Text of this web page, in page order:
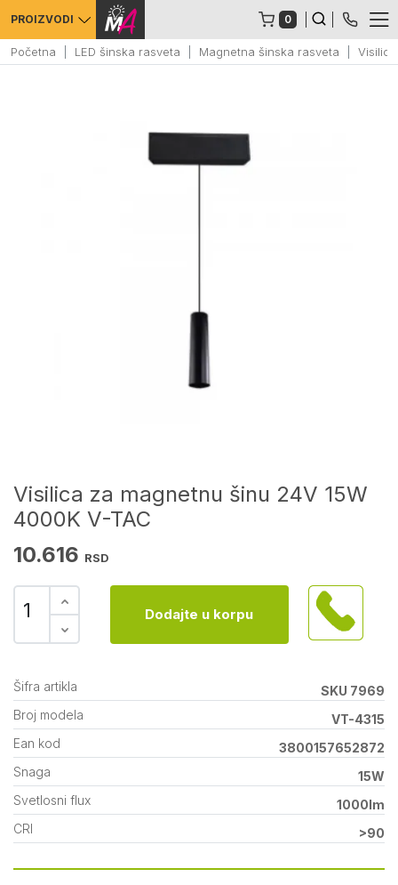
PROIZVODI 0
Početna LED šinska rasveta Magnetna šinska rasveta
Visilica za magnetnu šinu 24V 15W
4000K V-TAC
10.616 RSD
Dodajte u korpu
Šifra artikla
SKU 7969
Broj modela
VT-4315
Ean kod
3800157652872
Snaga
15W
Svetlosni flux
1000lm
CRI
>90